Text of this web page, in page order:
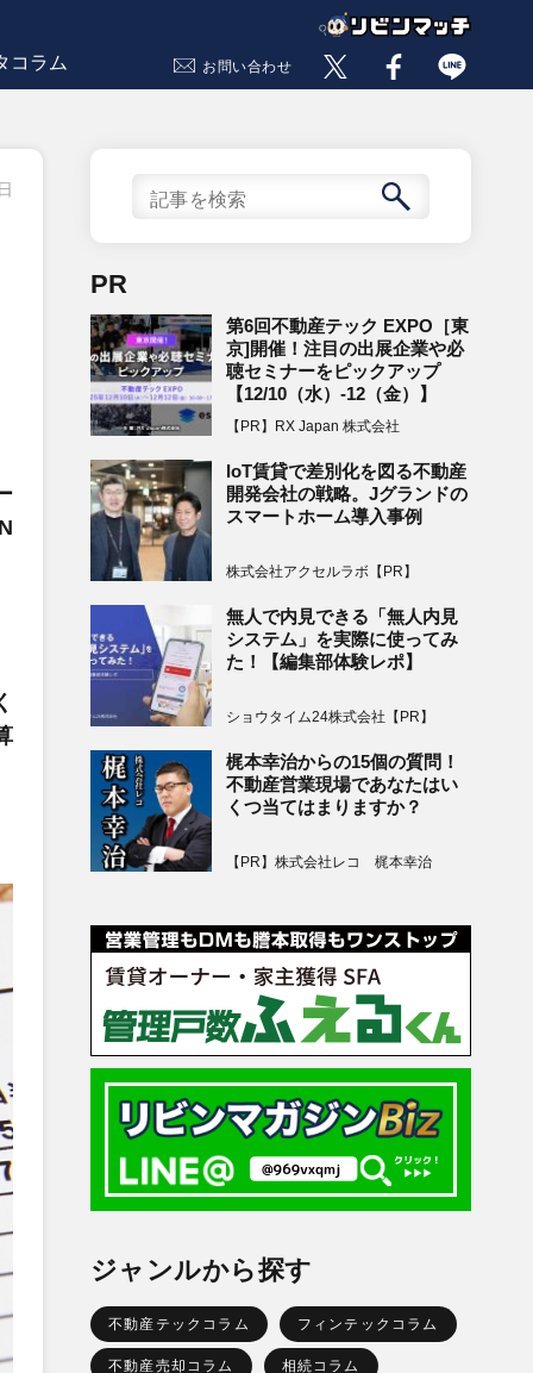
コラム お問い合わせ
PR
第6回不動産テック EXPO［東
京]開催！注目の出展企業や必
聴セミナーをピックアップ
【12/10（水）-12（金）】
【PR】RX Japan 株式会社
IoT賃貸で差別化を図る不動産
開発会社の戦略。Jグランドの
スマートホーム導入事例
株式会社アクセルラボ【PR】
無人で内見できる「無人内見
システム」を実際に使ってみ
た！【編集部体験レポ】
ショウタイム24株式会社【PR】
梶本幸治からの15個の質問！
不動産営業現場であなたはい
くつ当てはまりますか？
【PR】株式会社レコ 梶本幸治
ジャンルから探す
不動産テックコラム フィンテックコラム
不動産売却コラム 相続コラム